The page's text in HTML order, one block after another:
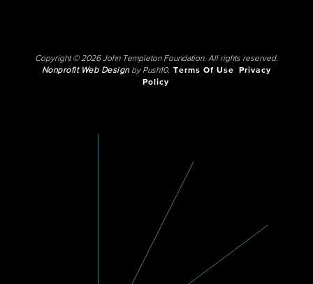
Copyright © 2026 John Templeton Foundation. All rights reserved.
Nonprofit Web Designby Push10. Terms Of Use
Privacy
Policy